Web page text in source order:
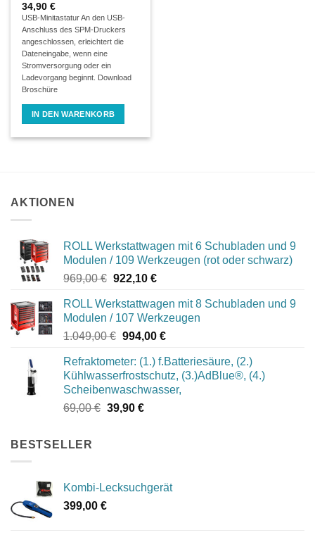
34,90€
USB-Minitastatur An den USB-
Anschluss des SPM-Druckers
angeschlossen, erleichtert die
Dateneingabe, wenn eine
Stromversorgung oder ein
Ladevorgang beginnt. Download
Broschüre
IN DEN WARENKORB
AKTIONEN
ROLL Werkstattwagen mit 6 Schubladen und 9
Modulen / 109 Werkzeugen (rot oder schwarz)
969,00€ Ursprünglicher
war:
969,00 €
922,10 €Aktueller
ist:
922,10 €.
ROLL Werkstattwagen mit 8 Schubladen und 9
Modulen / 107 Werkzeugen
1.049,00€ Ursprünglicher
war:
1.049,00 €
994,00 €Aktueller
ist:
994,00 €.
Refraktometer: (1.) f.Batteriesäure, (2.)
Kühlwasserfrostschutz, (3.)AdBlue®, (4.)
Scheibenwaschwasser,
69,00€ Ursprünglicher
39,90 €Aktueller
BESTSELLER
Kombi-Lecksuchgerät
399,00 €